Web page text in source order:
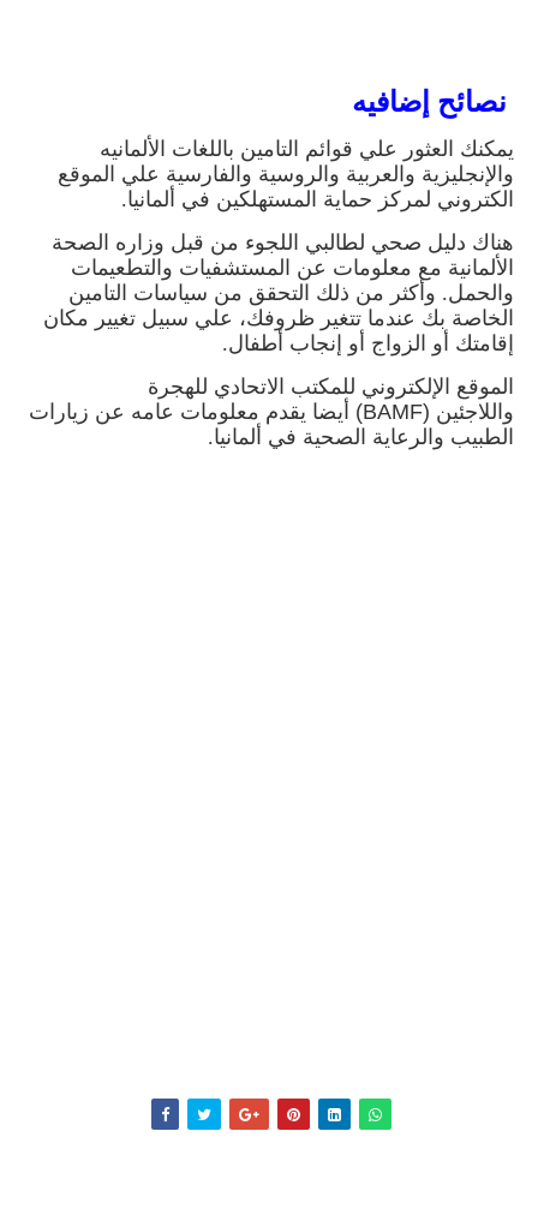
نصائح إضافيه
يمكنك العثور علي قوائم التامين باللغات الألمانيه
والإنجليزية والعربية والروسية والفارسية علي الموقع
الكتروني لمركز حماية المستهلكين في ألمانيا.
هناك دليل صحي لطالبي اللجوء من قبل وزاره الصحة
الألمانية مع معلومات عن المستشفيات والتطعيمات
والحمل. وأكثر من ذلك التحقق من سياسات التامين
الخاصة بك عندما تتغير ظروفك، علي سبيل تغيير مكان
إقامتك أو الزواج أو إنجاب أطفال.
الموقع الإلكتروني للمكتب الاتحادي للهجرة
واللاجئين (BAMF) أيضا يقدم معلومات عامه عن زيارات
الطبيب والرعاية الصحية في ألمانيا.